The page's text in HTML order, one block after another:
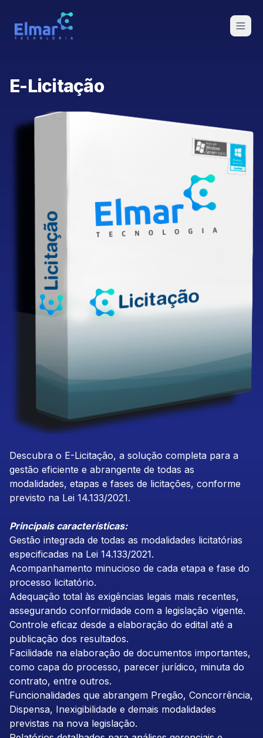
E-Licitação
Descubra o E-Licitação, a solução completa para a
gestão eficiente e abrangente de todas as
modalidades, etapas e fases de licitações, conforme
previsto na Lei 14.133/2021.
Principais características:
Gestão integrada de todas as modalidades licitatórias
especificadas na Lei 14.133/2021.
Acompanhamento minucioso de cada etapa e fase do
processo licitatório.
Adequação total às exigências legais mais recentes,
assegurando conformidade com a legislação vigente.
Controle eficaz desde a elaboração do edital até a
publicação dos resultados.
Facilidade na elaboração de documentos importantes,
como capa do processo, parecer jurídico, minuta do
contrato, entre outros.
Funcionalidades que abrangem Pregão, Concorrência,
Dispensa, Inexigibilidade e demais modalidades
previstas na nova legislação.